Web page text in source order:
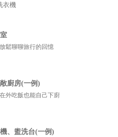
衣機
鬆聊聊旅行的回憶
廚房(一例)
外吃飯也能自己下廚
、盥洗台(一例)